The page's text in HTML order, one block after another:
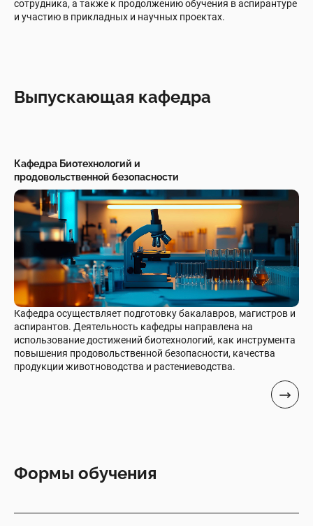
сотрудника, а также к продолжению обучения в аспирантуре
и участию в прикладных и научных проектах.
Выпускающая кафедра
Кафедра Биотехнологий и
продовольственной безопасности
Кафедра осуществляет подготовку бакалавров, магистров и
аспирантов. Деятельность кафедры направлена на
использование достижений биотехнологий, как инструмента
повышения продовольственной безопасности, качества
продукции животноводства и растениеводства.
Формы обучения